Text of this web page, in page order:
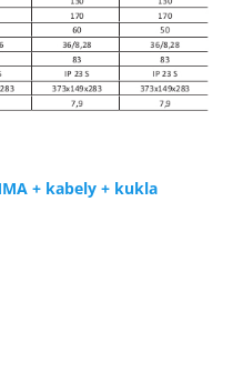
+ kabely + kukla